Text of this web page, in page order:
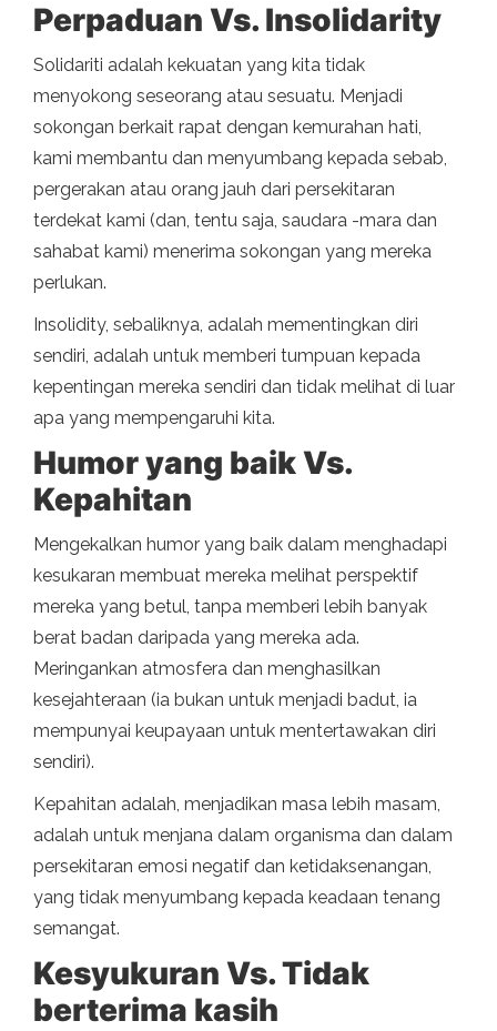
Perpaduan Vs. Insolidarity
Solidariti adalah kekuatan yang kita tidak
menyokong seseorang atau sesuatu. Menjadi
sokongan berkait rapat dengan kemurahan hati,
kami membantu dan menyumbang kepada sebab,
pergerakan atau orang jauh dari persekitaran
terdekat kami (dan, tentu saja, saudara -mara dan
sahabat kami) menerima sokongan yang mereka
perlukan.
Insolidity, sebaliknya, adalah mementingkan diri
sendiri, adalah untuk memberi tumpuan kepada
kepentingan mereka sendiri dan tidak melihat di luar
apa yang mempengaruhi kita.
Humor yang baik Vs.
Kepahitan
Mengekalkan humor yang baik dalam menghadapi
kesukaran membuat mereka melihat perspektif
mereka yang betul, tanpa memberi lebih banyak
berat badan daripada yang mereka ada.
Meringankan atmosfera dan menghasilkan
kesejahteraan (ia bukan untuk menjadi badut, ia
mempunyai keupayaan untuk mentertawakan diri
sendiri).
Kepahitan adalah, menjadikan masa lebih masam,
adalah untuk menjana dalam organisma dan dalam
persekitaran emosi negatif dan ketidaksenangan,
yang tidak menyumbang kepada keadaan tenang
semangat.
Kesyukuran Vs. Tidak
berterima kasih